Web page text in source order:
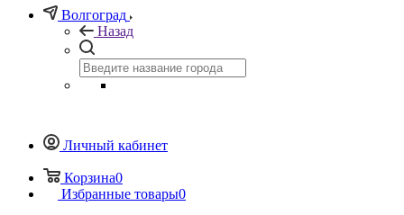
Волгоград
Назад
Личный кабинет
Корзина0
Избранные товары0